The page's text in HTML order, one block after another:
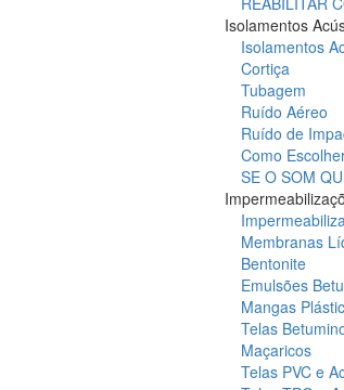
Isolamentos
Isolamentos
Cortiça
Tubagem
Ruído Aéreo
Ruído de
Como
SE O SOM
Membranas
Bentonite
Emulsões
Mangas
Telas
Maçaricos
Telas PVC e